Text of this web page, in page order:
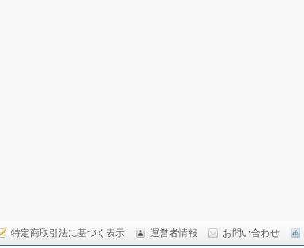
特定商取引法に基づく表示 運営者情報 お問い合わせ